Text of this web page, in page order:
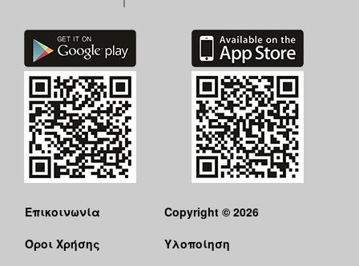
Επικοινωνία
Όροι Χρήσης
Copyright © 2026
Υλοποίηση